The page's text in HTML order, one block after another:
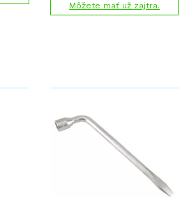
Môžete mať už zajtra.